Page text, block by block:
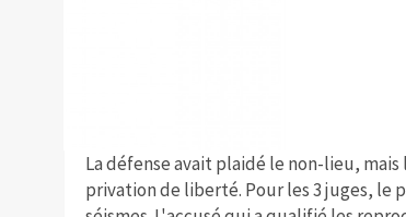
La défense avait plaidé le non-lieu,
privation de liberté. Pour les 3 juges, le